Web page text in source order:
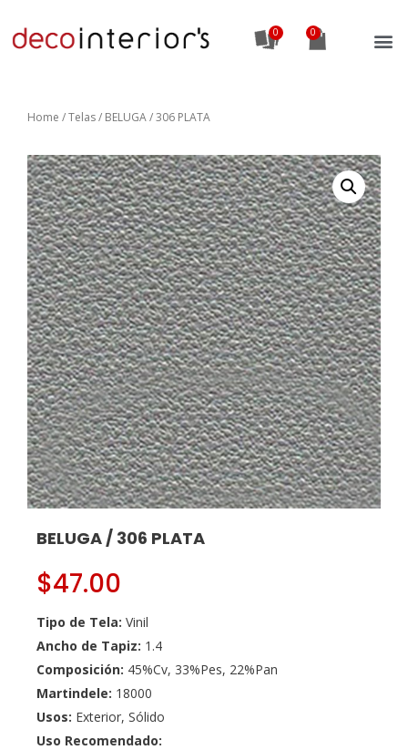
0
Home /Telas/ BELUGA / 306 PLATA
BELUGA / 306 PLATA
$47.00
Tipo de Tela: Vinil
Ancho de Tapiz: 1.4
Composición: 45%Cv, 33%Pes, 22%Pan
Martindele: 18000
Usos: Exterior, Sólido
Uso Recomendado: